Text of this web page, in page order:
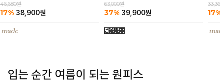
46,680원
17% 38,900원
63,000원
37% 39,900원
입는 순간 여름이 되는 원피스